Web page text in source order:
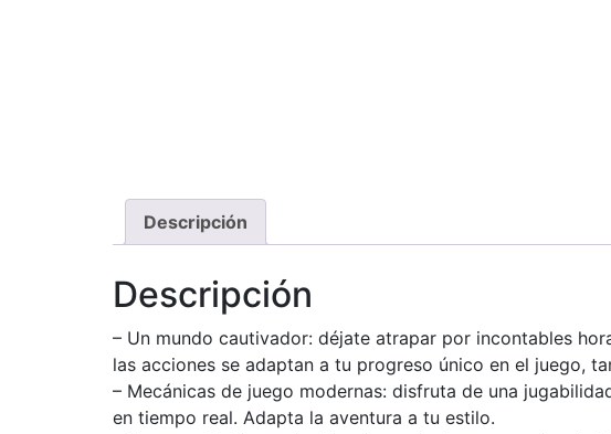
Descripción
Descripción
– Un mundo cautivador: déjate atrapar por incontables
las acciones se adaptan a tu progreso único en el juego,
– Mecánicas de juego modernas: disfruta de una
en tiempo real. Adapta la aventura a tu estilo.